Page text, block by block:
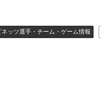
ネッツ選手・チーム・ゲーム情報